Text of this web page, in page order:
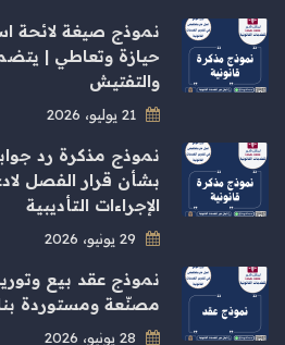
نموذج صيغة لائحة
حيازة وتعاطي |
والتفتيش
نموذج مذكرة رد
بشأن قرار الفصل
الإجراءات التأديبية
نموذج عقد بيع
مصنّعة ومستوردة